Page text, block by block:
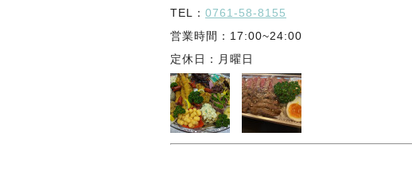
TEL： 0761-58-8155
営業時間：17:00~24:00
定休日：月曜日